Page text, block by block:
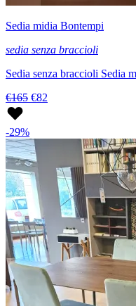
Sedia midia Bontempi
sedia senza braccioli
Sedia senza braccioli Sedia
€165 €82
-29%